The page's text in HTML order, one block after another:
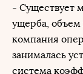
- Существует
ущерба, объем
компания
занималась
система